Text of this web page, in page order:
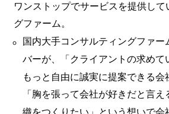
ワンストップでサービスを提供し
グファーム。
国内大手コンサルティングファー
バーが、「クライアントの求めて
もっと自由に誠実に提案できる会
「胸を張って会社が好きだと言
織をつくりたい」という想いで会